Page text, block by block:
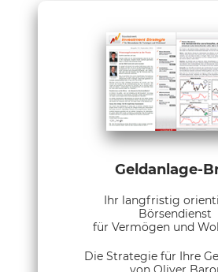
Geldanlage-
Ihr langfristig
Börsendienst
für Vermögen und
Die Strategie für Ihre